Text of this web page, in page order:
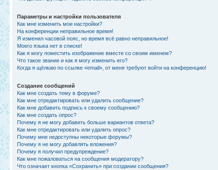
Параметры и настройки пользователя
Как мне изменить мои настройки?
На конференции неправильное время!
Я изменил часовой пояс, но время всё равно неправильное!
Моего языка нет в списке!
Как я могу поместить изображение вместе со своим именем?
Что такое звание и как я могу изменить его?
Когда я щёлкаю по ссылке «email», от меня требуют войти на конференцию!
Создание сообщений
Как мне создать тему в форуме?
Как мне отредактировать или удалить сообщение?
Как мне добавить подпись к своему сообщению?
Как мне создать опрос?
Почему я не могу добавить больше вариантов ответа?
Как мне отредактировать или удалить опрос?
Почему мне недоступны некоторые форумы?
Почему я не могу добавлять вложения?
Почему я получил предупреждение?
Как мне пожаловаться на сообщения модератору?
Что означает кнопка «Сохранить» при создании сообщения?